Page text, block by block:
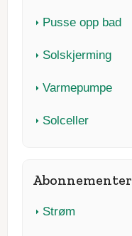
Pusse opp bad
Solskjerming
Varmepumpe
Solceller
Abonnementer
Strøm